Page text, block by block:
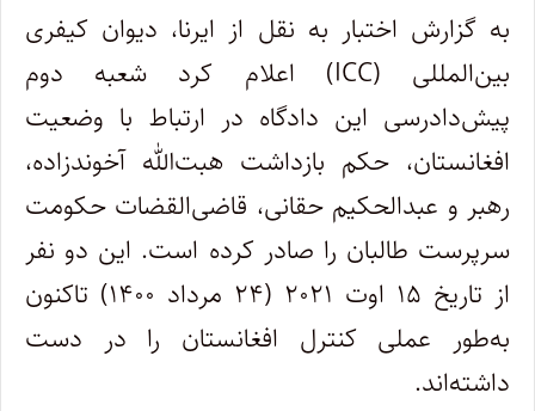
به گزارش اختبار به نقل از ایرنا، دیوان کیفری
بین‌المللی (ICC) اعلام کرد شعبه دوم
پیش‌دادرسی این دادگاه در ارتباط با وضعیت
افغانستان، حکم بازداشت هبت‌الله آخوندزاده،
رهبر و عبدالحکیم حقانی، قاضی‌القضات حکومت
سرپرست طالبان را صادر کرده است. این دو نفر
از تاریخ ۱۵ اوت ۲۰۲۱ (۲۴ مرداد ۱۴۰۰) تاکنون
به‌طور عملی کنترل افغانستان را در دست
داشته‌اند.